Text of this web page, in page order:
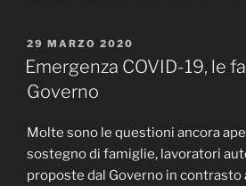
PUBBLICATO
IL
29 MARZO 2020
Emergenza COVID-19, le
Governo
Molte sono le questioni ancora
sostegno di famiglie, lavoratori
proposte dal Governo in